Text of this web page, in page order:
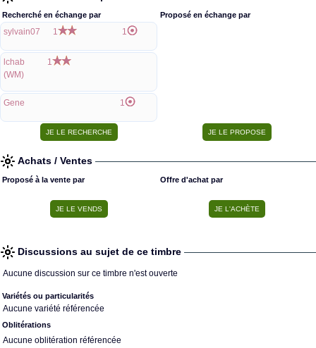
Recherché en échange par
sylvain07 1 1
lchab
(WM)
1
Gene 1
Proposé en échange par
Achats / Ventes
Proposé à la vente par Offre d'achat par
Discussions au sujet de ce timbre
Aucune discussion sur ce timbre n'est ouverte
Variétés ou particularités
Aucune variété référencée
Oblitérations
Aucune oblitération référencée